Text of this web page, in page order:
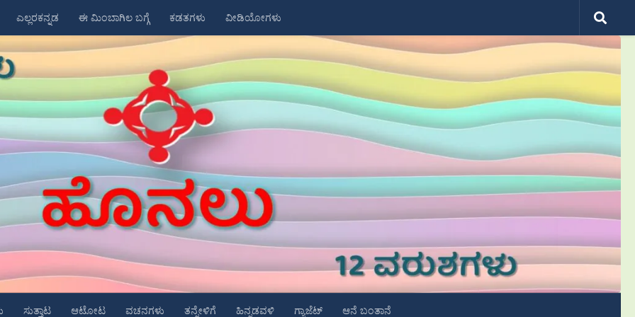
ಎಲ್ಲರಕನ್ನಡ ಈ ಮಿಂಬಾಗಿಲ ಬಗ್ಗೆ ಕಡತಗಳು ವೀಡಿಯೋಗಳು
ಸುತ್ತಾಟ ಆಟೋಟ ವಚನಗಳು ತನ್ನೇಳಿಗೆ ಹಿನ್ನಡವಳಿ ಗ್ಯಾಜೆಟ್ ಆನೆ ಬಂತಾನೆ